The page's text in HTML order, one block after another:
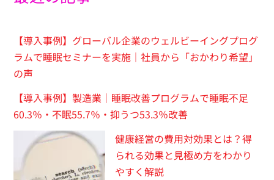
【導入事例】グローバル企業のウェルビーイングプログ
ラムで睡眠セミナーを実施｜社員から「おかわり希望」
の声
【導入事例】製造業｜睡眠改善プログラムで睡眠不足
60.3％・不眠55.7％・抑うつ53.3％改善
健康経営の費用対効果とは？得
られる効果と見極め方をわかり
やすく解説